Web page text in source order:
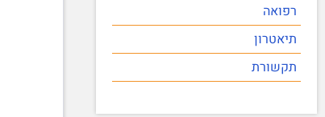
רפואה
תיאטרון
תקשורת